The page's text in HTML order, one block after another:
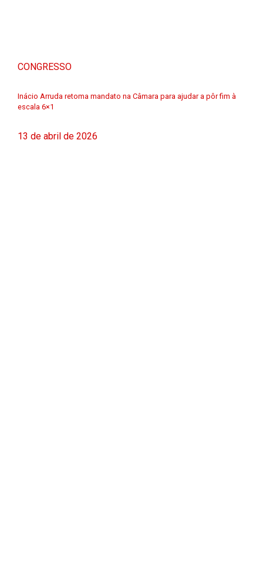
CONGRESSO
Inácio Arruda retoma mandato na Câmara para ajudar a pôr fim à
escala 6×1
13 de abril de 2026